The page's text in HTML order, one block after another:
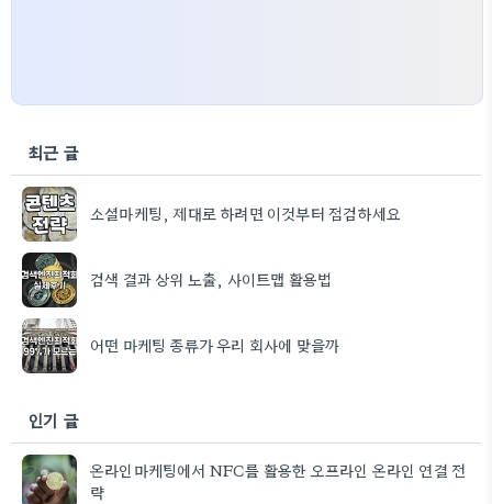
최근 글
소셜마케팅, 제대로 하려면 이것부터 점검하세요
검색 결과 상위 노출, 사이트맵 활용법
어떤 마케팅 종류가 우리 회사에 맞을까
인기 글
온라인마케팅에서 NFC를 활용한 오프라인 온라인 연결 전
략